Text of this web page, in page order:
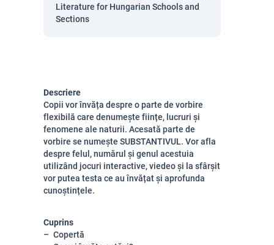
Literature for Hungarian Schools and
Sections
Descriere
Copii vor învăța despre o parte de vorbire
flexibilă care denumește ființe, lucruri și
fenomene ale naturii. Acesată parte de
vorbire se numește SUBSTANTIVUL. Vor afla
despre felul, numărul și genul acestuia
utilizând jocuri interactive, viedeo și la sfârșit
vor putea testa ce au învățat și aprofunda
cunoștințele.
Cuprins
Copertă